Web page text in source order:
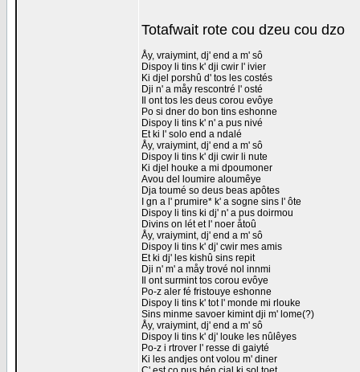
Totafwait rote cou dzeu cou dzo
Åy, vraiymint, dj' end a m' sô
Dispoy li tins k' dji cwir l' ivier
Ki djel porshû d' tos les costés
Dji n' a måy rescontré l' osté
Il ont tos les deus corou evôye
Po si dner do bon tins eshonne
Dispoy li tins k' n' a pus nivé
Et ki l' solo end a ndalé
Åy, vraiymint, dj' end a m' sô
Dispoy li tins k' dji cwir li nute
Ki djel houke a mi dpoumoner
Avou del loumire aloumêye
Dja toumé so deus beas apôtes
I gn a l' prumire* k' a sogne sins l' ôte
Dispoy li tins ki dj' n' a pus doirmou
Divins on lét et l' noer åtoû
Åy, vraiymint, dj' end a m' sô
Dispoy li tins k' dj' cwir mes amis
Et ki dj' les kishû sins repit
Dji n' m' a måy trové nol innmi
Il ont surmint tos corou evôye
Po-z aler fé fristouye eshonne
Dispoy li tins k' tot l' monde mi rlouke
Sins minme savoer kimint dji m' lome(?)
Åy, vraiymint, dj' end a m' sô
Dispoy li tins k' dj' louke les nûlêyes
Po-z i rtrover l' resse di gaiyté
Ki les andjes ont volou m' diner